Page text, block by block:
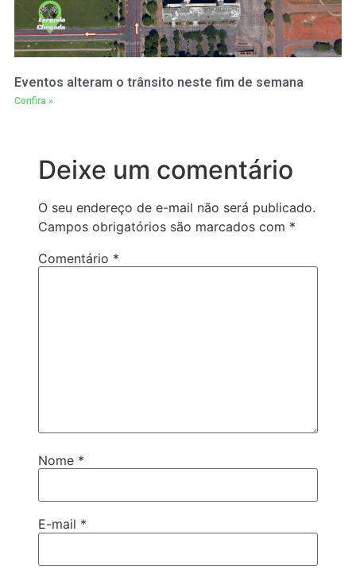
Eventos alteram o trânsito neste fim de semana
Confira »
Deixe um comentário
O seu endereço de e-mail não será publicado.
Campos obrigatórios são marcados com *
Comentário *
Nome *
E-mail *